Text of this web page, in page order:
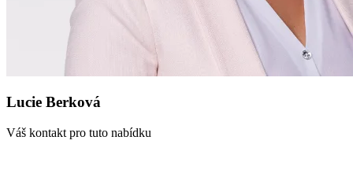
Lucie Berková
Váš kontakt pro tuto nabídku